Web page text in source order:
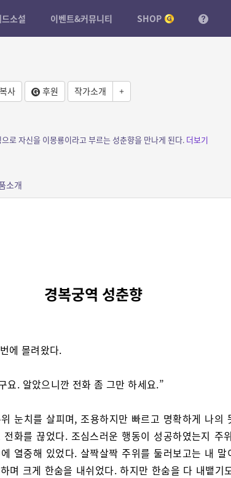
소설 이벤트&커뮤니티 SHOP
사 후원 작가소개 +
로 자신을 이몽룡이라고 부르는 성춘향을 만나게 된다. 더보기
소개
경복궁역 성춘향
에 몰려왔다.
요. 알았으니깐 전화 좀 그만 하세요.”
눈치를 살피며, 조용하지만 빠르고 명확하게 나의
화를 끊었다. 조심스러운 행동이 성공하였는지 주
열중해 있었다. 살짝살짝 주위를 둘러보고는 내 말
며 크게 한숨을 내쉬었다. 하지만 한숨을 다 내뱉기